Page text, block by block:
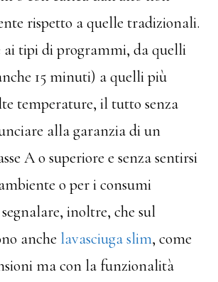
rispetto a quelle tradizionali.
ai tipi di programmi, da quelli
15 minuti) a quelli più
temperature, il tutto senza
alla garanzia di un
A o superiore e senza sentirsi
o per i consumi
inoltre, che sul
anche lavasciuga slim, come
ma con la funzionalità